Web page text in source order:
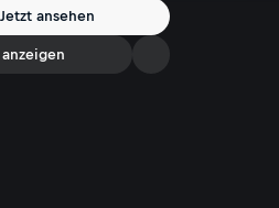
Jetzt ansehen